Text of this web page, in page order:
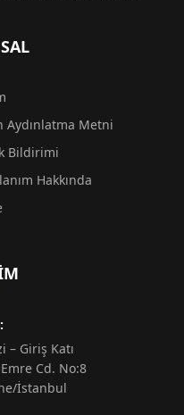
Aydınlatma Metni
Bildirimi
Hakkında
– Giriş Katı
Cd. No:8
İstanbul